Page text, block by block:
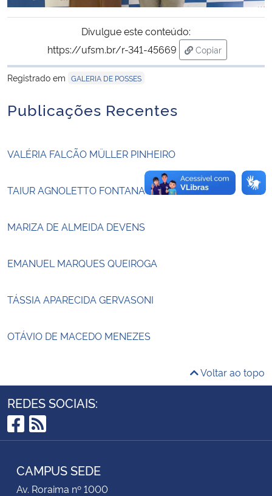
Ministério da Mulher, da Família e dos Direitos Humanos
Advocacia-Geral da União
Banco Central do Brasil
Divulgue este conteúdo:
https://ufsm.br/r-341-45669
Copiar
para área de
Registrado em GALERIA DE POSSES
Publicações Recentes
VALÉRIA FALCÃO MÜLLER PINHEIRO
TAIUR AGNOLETTO FONTANA
MARIZA DE ALMEIDA DEVENS
EMANUEL MARQUES QUEIROGA
TÁSSIA APARECIDA GERVASONI
OTÁVIO DE MACEDO MENEZES
Voltar ao topo
REDES SOCIAIS:
Facebook
RSS
CAMPUS SEDE
Av. Roraima nº 1000